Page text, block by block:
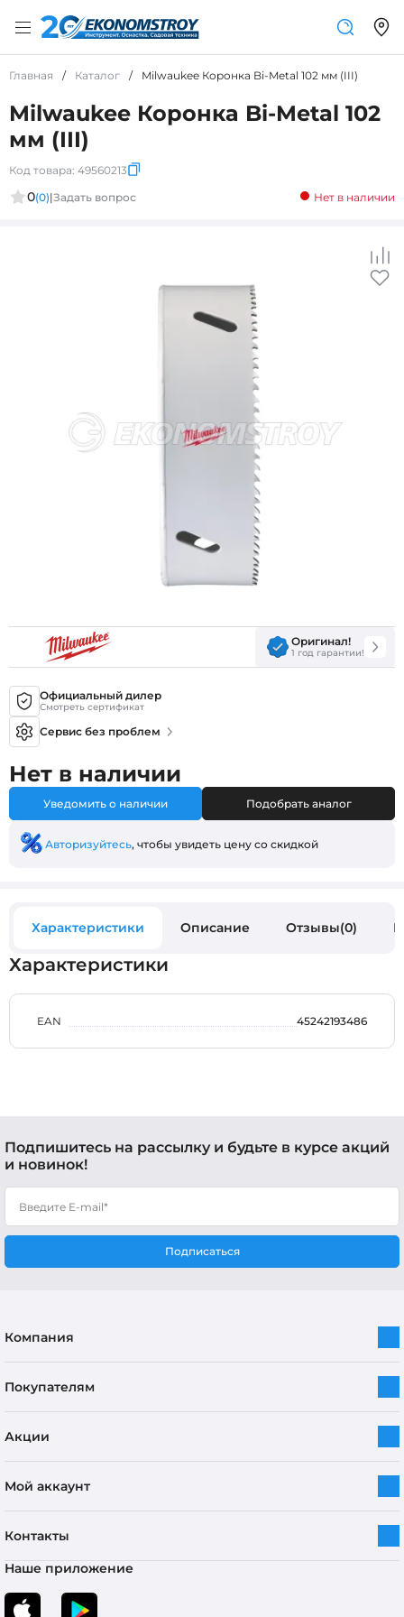
Главная / Каталог / Milwaukee Коронка Bi-Metal 102 мм (III)
Milwaukee Коронка Bi-Metal 102
мм (III)
Код товара: 49560213
0(0)|Задать вопрос Нет в наличии
Оригинал!
1 год гарантии!
Официальный дилер
Смотреть сертификат
Сервис без проблем
Нет в наличии
Уведомить о наличии Подобрать аналог
Авторизуйтесь, чтобы увидеть цену со скидкой
Характеристики Описание Отзывы(0)
Характеристики
EAN 45242193486
Подпишитесь на рассылку и будьте в курсе акций
и новинок!
Подписаться
Компания
Покупателям
Акции
Мой аккаунт
Контакты
Наше приложение